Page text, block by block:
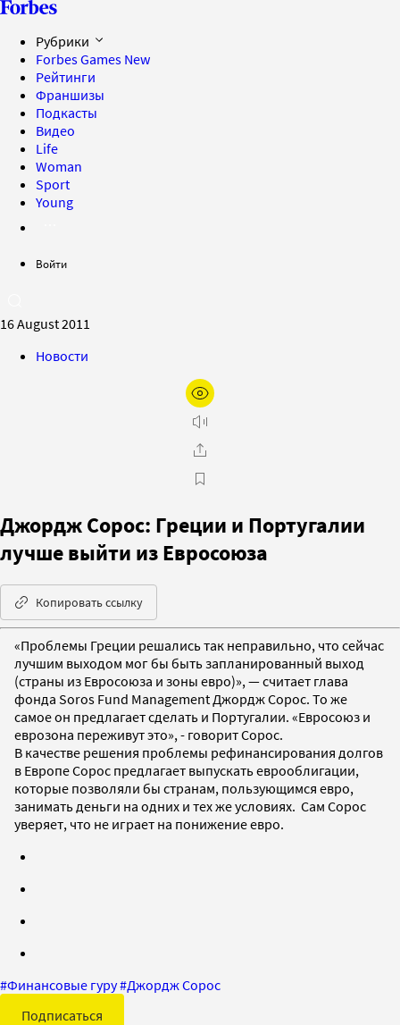
Рубрики
Forbes Games New
Рейтинги
Франшизы
Подкасты
Видео
Life
Woman
Sport
Young
Войти
16 August 2011
Новости
Джордж Сорос: Греции и Португалии
лучше выйти из Евросоюза
Копировать ссылку
«Проблемы Греции решались так неправильно, что сейчас
лучшим выходом мог бы быть запланированный выход
(страны из Евросоюза и зоны евро)», — считает глава
фонда Soros Fund Management Джордж Сорос. То же
самое он предлагает сделать и Португалии. «Евросоюз и
еврозона переживут это», - говорит Сорос.
В качестве решения проблемы рефинансирования долгов
в Европе Сорос предлагает выпускать еврооблигации,
которые позволяли бы странам, пользующимся евро,
занимать деньги на одних и тех же условиях. Сам Сорос
уверяет, что не играет на понижение евро.
#Финансовые гуру#Джордж Сорос
Подписаться